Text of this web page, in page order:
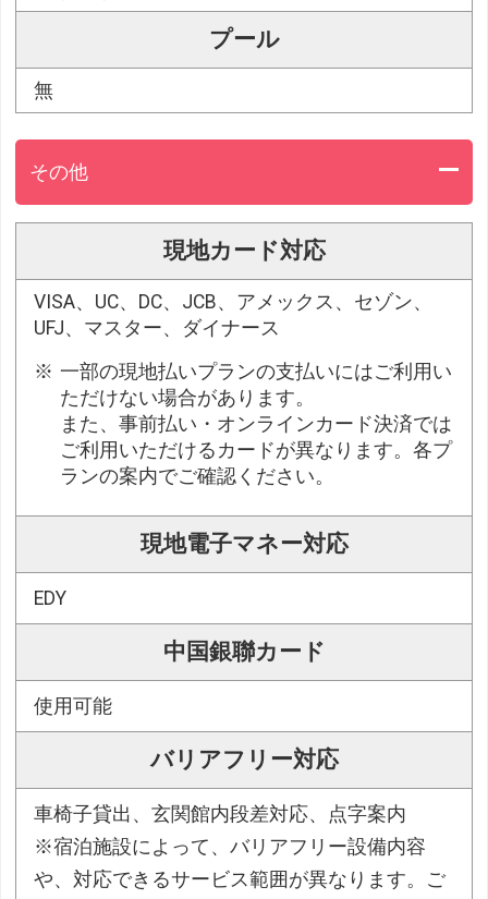
プール
無
その他
現地カード対応
VISA、UC、DC、JCB、アメックス、セゾン、
UFJ、マスター、ダイナース
一部の現地払いプランの支払いにはご利用い
ただけない場合があります。
また、事前払い・オンラインカード決済では
ご利用いただけるカードが異なります。各プ
ランの案内でご確認ください。
現地電子マネー対応
EDY
中国銀聯カード
使用可能
バリアフリー対応
車椅子貸出、玄関館内段差対応、点字案内
※宿泊施設によって、バリアフリー設備内容
や、対応できるサービス範囲が異なります。ご